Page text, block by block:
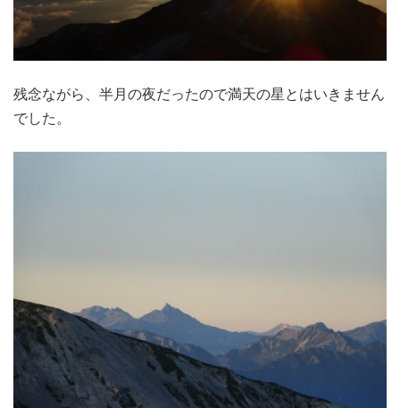
残念ながら、半月の夜だったので満天の星とはいきません
でした。